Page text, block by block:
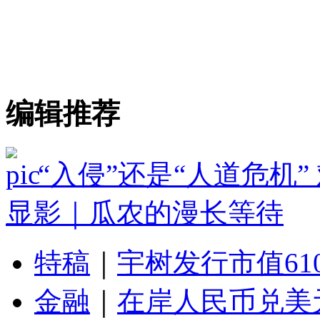
编辑推荐
“入侵”还是“人道危机
显影｜瓜农的漫长等待
特稿
宇树发行市值
金融
在岸人民币兑